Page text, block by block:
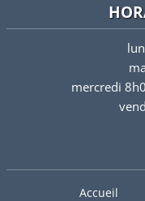
mercredi
Accueil